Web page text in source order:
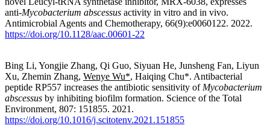
anti-Mycobacterium abscessus activity in vitro and in vivo.
Antimicrobial Agents and Chemotherapy, 66(9):e0060122. 2022.
https://doi.org/10.1128/aac.00601-22
Bing Li, Yongjie Zhang, Qi Guo, Siyuan He, Junsheng Fan, Liyun
Xu, Zhemin Zhang, Wenye Wu*, Haiqing Chu*. Antibacterial
peptide RP557 increases the antibiotic sensitivity of Mycobacterium
abscessus by inhibiting biofilm formation. Science of the Total
Environment, 807: 151855. 2021.
https://doi.org/10.1016/j.scitotenv.2021.151855